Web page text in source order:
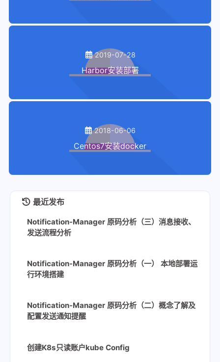
2019-07-28
Harbor安装部署
2018-06-06
Centos7安装docker
最近发布
Notification-Manager 原码分析（三）消息接收、
发送流程分析
Notification-Manager 原码分析（一） 本地部署运
行环境搭建
Notification-Manager 原码分析（二）概念了解及
配置发送通知提醒
创建K8s只读账户kube Config